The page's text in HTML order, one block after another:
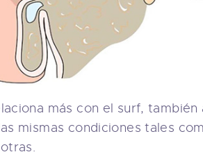
más con el surf,
mismas condiciones tales